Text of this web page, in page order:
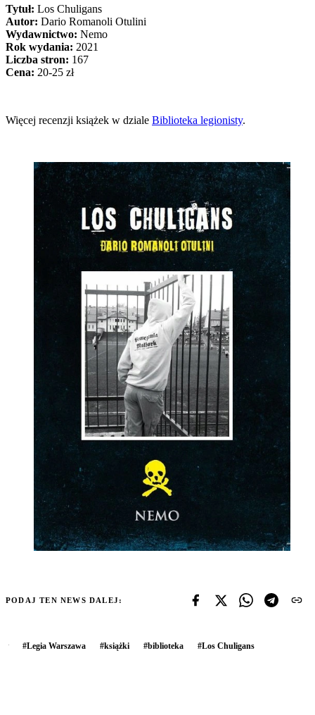
Tytuł: Los Chuligans
Autor: Dario Romanoli Otulini
Wydawnictwo: Nemo
Rok wydania: 2021
Liczba stron: 167
Cena: 20-25 zł
Więcej recenzji książek w dziale Biblioteka legionisty.
PODAJ TEN NEWS DALEJ:
#Legia Warszawa #książki #biblioteka #Los Chuligans